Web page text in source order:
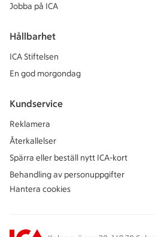
Jobba på ICA
Hållbarhet
ICA Stiftelsen
En god morgondag
Kundservice
Reklamera
Återkallelser
Spärra eller beställ nytt ICA-kort
Behandling av personuppgifter
Hantera cookies